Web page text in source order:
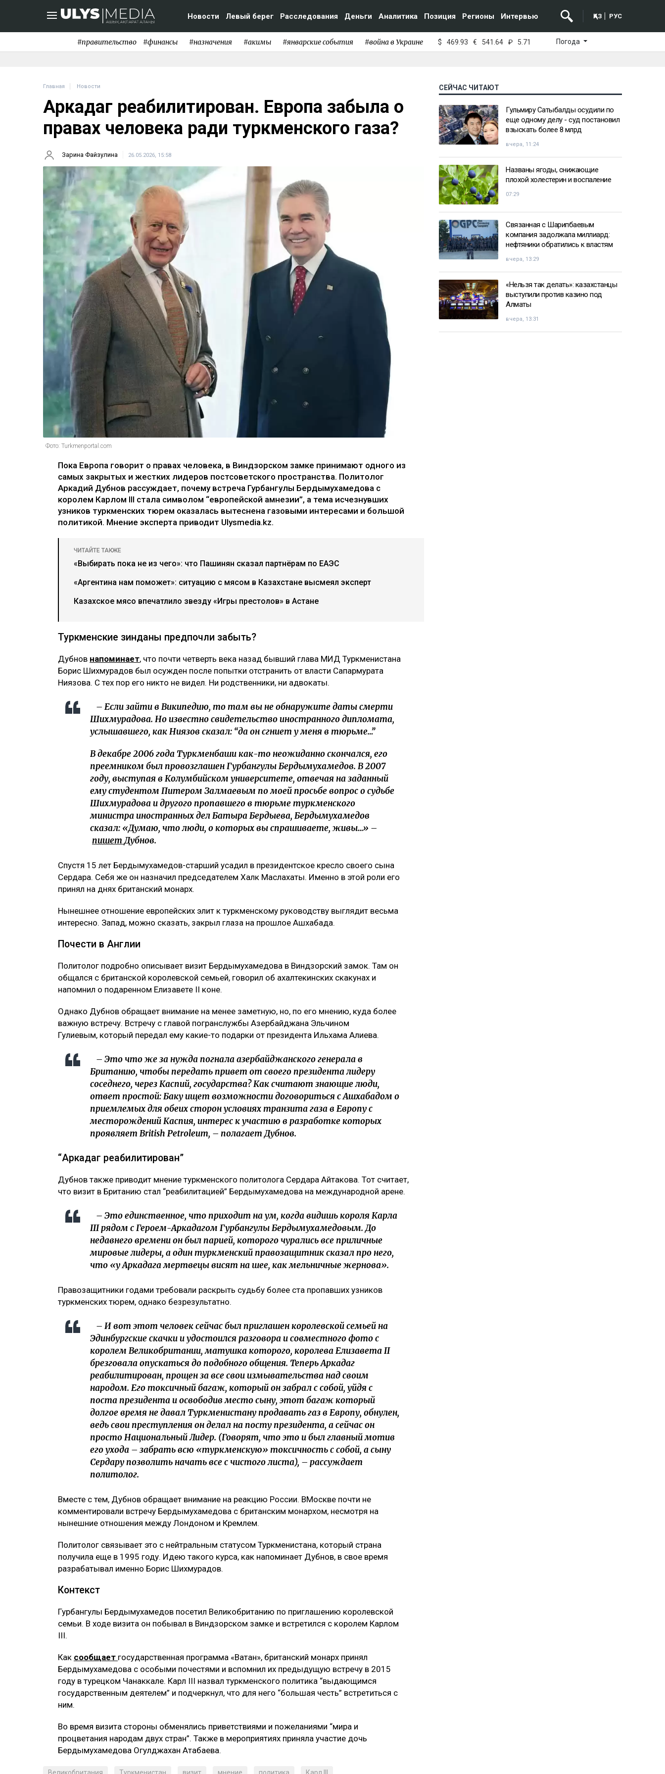
Новости Левый берег Расследования Деньги Аналитика Позиция Регионы Интервью ҚАЗ РУС
#правительство #финансы #назначения #акимы #январские события #война в Украине $ 469.93 € 541.64 ₽ 5.71 Погода
Главная Новости
Аркадаг реабилитирован. Европа забыла о
правах человека ради туркменского газа?
Зарина Файзулина 26.05.2026, 15:58
Фото: Turkmenportal.com
Пока Европа говорит о правах человека, в Виндзорском замке принимают одного из
самых закрытых и жестких лидеров постсоветского пространства. Политолог
Аркадий Дубнов рассуждает, почему встреча Гурбангулы Бердымухамедова с
королем Карлом III стала символом “европейской амнезии”, а тема исчезнувших
узников туркменских тюрем оказалась вытеснена газовыми интересами и большой
политикой. Мнение эксперта приводит Ulysmedia.kz.
ЧИТАЙТЕ ТАКЖЕ
«Выбирать пока не из чего»: что Пашинян сказал партнёрам по ЕАЭС
«Аргентина нам поможет»: ситуацию с мясом в Казахстане высмеял эксперт
Казахское мясо впечатлило звезду «Игры престолов» в Астане
Туркменские зинданы предпочли забыть?
Дубнов напоминает, что почти четверть века назад бывший глава МИД Туркменистана
Борис Шихмурадов был осужден после попытки отстранить от власти Сапармурата
Ниязова. С тех пор его никто не видел. Ни родственники, ни адвокаты.
– Если зайти в Википедию, то там вы не обнаружите даты смерти
Шихмурадова. Но известно свидетельство иностранного дипломата,
услышавшего, как Ниязов сказал: “да он сгниет у меня в тюрьме…”
В декабре 2006 года Туркменбаши как-то неожиданно скончался, его
преемником был провозглашен Гурбангулы Бердымухамедов. В 2007
году, выступая в Колумбийском университете, отвечая на заданный
ему студентом Питером Залмаевым по моей просьбе вопрос о судьбе
Шихмурадова и другого пропавшего в тюрьме туркменского
министра иностранных дел Батыра Бердыева, Бердымухамедов
сказал: «Думаю, что люди, о которых вы спрашиваете, живы…» –
пишетДубнов.
Спустя 15 лет Бердымухамедов-старший усадил в президентское кресло своего сына
Сердара. Себя же он назначил председателем Халк Маслахаты. Именно в этой роли его
принял на днях британский монарх.
Нынешнее отношение европейских элит к туркменскому руководству выглядит весьма
интересно. Запад, можно сказать, закрыл глаза на прошлое Ашхабада.
Почести в Англии
Политолог подробно описывает визит Бердымухамедова в Виндзорский замок. Там он
общался с британской королевской семьей, говорил об ахалтекинских скакунах и
напомнил о подаренном Елизавете II коне.
Однако Дубнов обращает внимание на менее заметную, но, по его мнению, куда более
важную встречу. Встречу с главой погранслужбы Азербайджана Эльчином
Гулиевым, который передал ему какие-то подарки от президента Ильхама Алиева.
– Это что же за нужда погнала азербайджанского генерала в
Британию, чтобы передать привет от своего президента лидеру
соседнего, через Каспий, государства? Как считают знающие люди,
ответ простой: Баку ищет возможности договориться с Ашхабадом о
приемлемых для обеих сторон условиях транзита газа в Европу с
месторождений Каспия, интерес к участию в разработке которых
проявляет British Petroleum, – полагает Дубнов.
“Аркадаг реабилитирован”
Дубнов также приводит мнение туркменского политолога Сердара Айтакова. Тот считает,
что визит в Британию стал “реабилитацией” Бердымухамедова на международной арене.
– Это единственное, что приходит на ум, когда видишь короля Карла
III рядом с Героем-Аркадагом Гурбангулы Бердымухамедовым. До
недавнего времени он был парией, которого чурались все приличные
мировые лидеры, а один туркменский правозащитник сказал про него,
что «у Аркадага мертвецы висят на шее, как мельничные жернова».
Правозащитники годами требовали раскрыть судьбу более ста пропавших узников
туркменских тюрем, однако безрезультатно.
– И вот этот человек сейчас был приглашен королевской семьей на
Эдинбургские скачки и удостоился разговора и совместного фото с
королем Великобритании, матушка которого, королева Елизавета II
брезговала опускаться до подобного общения. Теперь Аркадаг
реабилитирован, прощен за все свои измывательства над своим
народом. Его токсичный багаж, который он забрал с собой, уйдя с
поста президента и освободив место сыну, этот багаж который
долгое время не давал Туркменистану продавать газ в Европу, обнулен,
ведь свои преступления он делал на посту президента, а сейчас он
просто Национальный Лидер. (Говорят, что это и был главный мотив
его ухода – забрать всю «туркменскую» токсичность с собой, а сыну
Сердару позволить начать все с чистого листа), – рассуждает
политолог.
Вместе с тем, Дубнов обращает внимание на реакцию России. ВМоскве почти не
комментировали встречу Бердымухамедова с британским монархом, несмотря на
нынешние отношения между Лондоном и Кремлем.
Политолог связывает это с нейтральным статусом Туркменистана, который страна
получила еще в 1995 году. Идею такого курса, как напоминает Дубнов, в свое время
разрабатывал именно Борис Шихмурадов.
Контекст
Гурбангулы Бердымухамедов посетил Великобританию по приглашению королевской
семьи. В ходе визита он побывал в Виндзорском замке и встретился с королем Карлом
III.
Как сообщает государственная программа «Ватан», британский монарх принял
Бердымухамедова с особыми почестями и вспомнил их предыдущую встречу в 2015
году в турецком Чанаккале. Карл III назвал туркменского политика “выдающимся
государственным деятелем” и подчеркнул, что для него “большая честь” встретиться с
ним.
Во время визита стороны обменялись приветствиями и пожеланиями “мира и
процветания народам двух стран”. Также в мероприятиях приняла участие дочь
Бердымухамедова Огулджахан Атабаева.
СЕЙЧАС ЧИТАЮТ
Гульмиру Сатыбалды осудили по
еще одному делу - суд постановил
взыскать более 8 млрд
вчера, 11:24
Названы ягоды, снижающие
плохой холестерин и воспаление
07:29
Связанная с Шарипбаевым
компания задолжала миллиард:
нефтяники обратились к властям
вчера, 13:29
«Нельзя так делать»: казахстанцы
выступили против казино под
Алматы
вчера, 13:31